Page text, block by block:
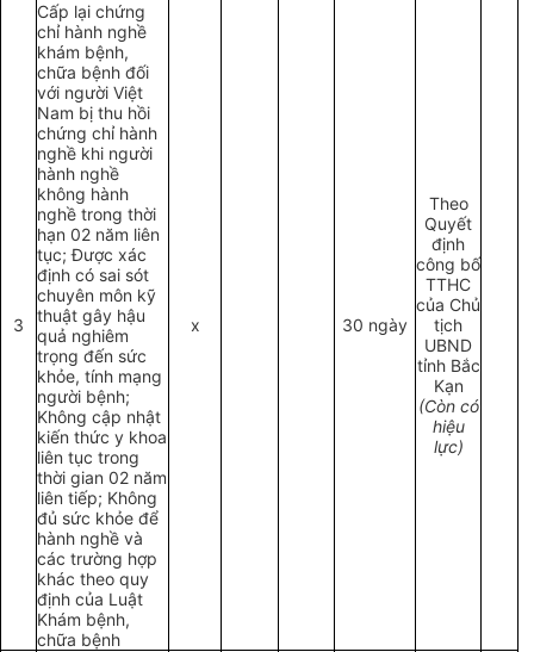
3
Cấp lại chứng
chỉ hành nghề
khám bệnh,
chữa bệnh đối
với người Việt
Nam bị thu hồi
chứng chỉ hành
nghề khi người
hành nghề
không hành
nghề trong thời
hạn 02 năm liên
tục; Được xác
định có sai sót
chuyên môn kỹ
thuật gây hậu
quả nghiêm
trọng đến sức
khỏe, tính mạng
người bệnh;
Không cập nhật
kiến thức y khoa
liên tục trong
thời gian 02 năm
liên tiếp; Không
đủ sức khỏe để
hành nghề và
các trường hợp
khác theo quy
định của Luật
Khám bệnh,
chữa bệnh
x 30 ngày
Theo
Quyết
định
công bố
TTHC
của Chủ
tịch
UBND
tỉnh Bắc
Kạn
(Còn có
hiệu
lực)